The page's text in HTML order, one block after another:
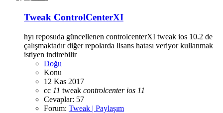
Tweak ControlCenterXI
hyı reposuda güncellenen controlcenterXI tweak ios 10.2 de
çalışmaktadır diğer repolarda lisans hatası veriyor kullanmak
istiyen indirebilir
Doğu
Konu
12 Kas 2017
cc 11 tweak controlcenter ios 11
Cevaplar: 57
Forum: Tweak | Paylaşım